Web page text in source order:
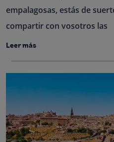
empalagosas, estás de
compartir con vosotros las
Leer más